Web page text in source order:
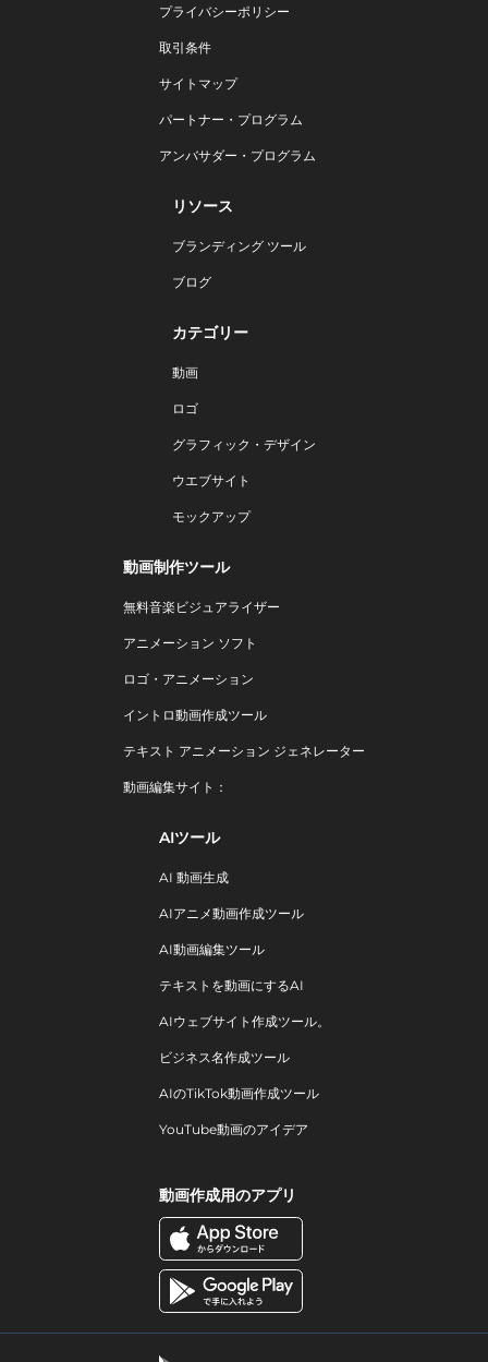
プライバシーポリシー
取引条件
サイトマップ
パートナー・プログラム
アンバサダー・プログラム
リソース
ブランディング ツール
ブログ
カテゴリー
動画
ロゴ
グラフィック・デザイン
ウエブサイト
モックアップ
動画制作ツール
無料音楽ビジュアライザー
アニメーション ソフト
ロゴ・アニメーション
イントロ動画作成ツール
テキスト アニメーション ジェネレーター
動画編集サイト：
AIツール
AI 動画生成
AIアニメ動画作成ツール
AI動画編集ツール
テキストを動画にするAI
AIウェブサイト作成ツール。
ビジネス名作成ツール
AIのTikTok動画作成ツール
YouTube動画のアイデア
動画作成用のアプリ